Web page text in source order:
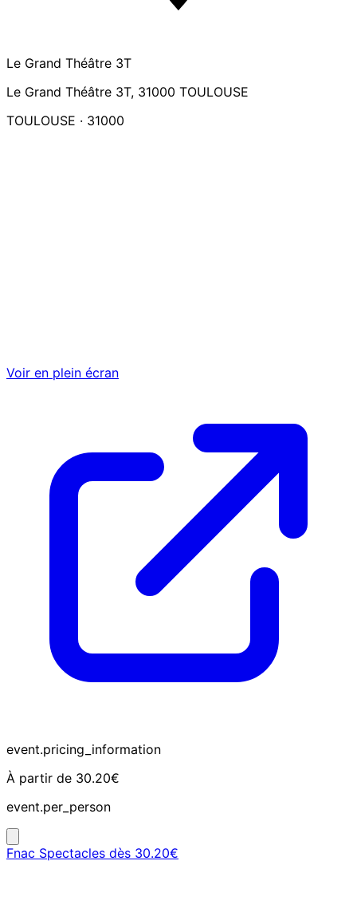
Le Grand Théâtre 3T
Le Grand Théâtre 3T, 31000 TOULOUSE
TOULOUSE · 31000
Voir en plein écran
event.pricing_information
À partir de 30.20€
event.per_person
Fnac Spectacles dès 30.20€